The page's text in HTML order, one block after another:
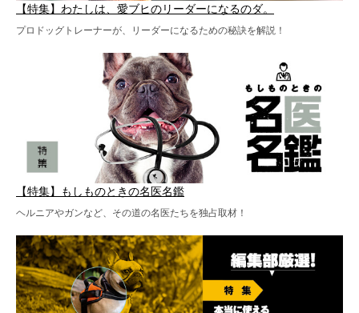
【特集】わたしは、愛ブヒのリーダーになるのダ。
プロドッグトレーナーが、リーダーになるための秘訣を解説！
【特集】もしものときの名医名鑑
ヘルニアやガンなど、その道の名医たちを独占取材！